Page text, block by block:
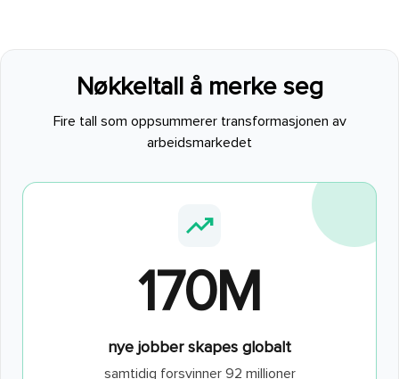
Nøkkeltall å merke seg
Fire tall som oppsummerer transformasjonen av
arbeidsmarkedet
trending_up
170M
nye jobber skapes globalt
samtidig forsvinner 92 millioner